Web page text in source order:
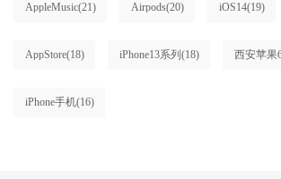
AppleMusic(21) Airpods(20) iOS14(19)
AppStore(18) iPhone13系列 (18) 西安苹果
iPhone手机(16)